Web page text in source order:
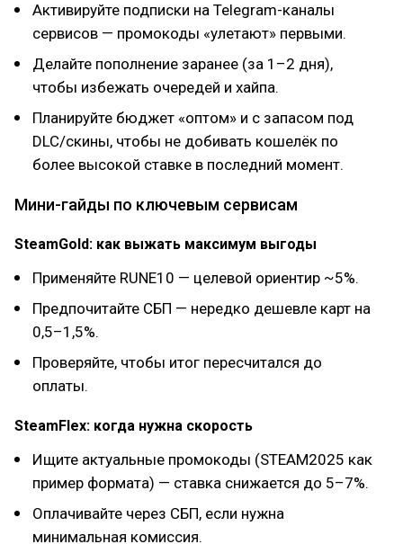
Активируйте подписки на Telegram-каналы
сервисов — промокоды «улетают» первыми.
Делайте пополнение заранее (за 1–2 дня),
чтобы избежать очередей и хайпа.
Планируйте бюджет «оптом» и с запасом под
DLC/скины, чтобы не добивать кошелёк по
более высокой ставке в последний момент.
Мини-гайды по ключевым сервисам
SteamGold: как выжать максимум выгоды
Применяйте RUNE10 — целевой ориентир ~5%.
Предпочитайте СБП — нередко дешевле карт на
0,5–1,5%.
Проверяйте, чтобы итог пересчитался до
оплаты.
SteamFlex: когда нужна скорость
Ищите актуальные промокоды (STEAM2025 как
пример формата) — ставка снижается до 5–7%.
Оплачивайте через СБП, если нужна
минимальная комиссия.